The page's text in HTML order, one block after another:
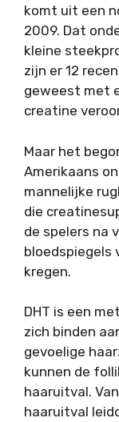
komt uit een
2009. Dat
kleine
zijn er 12
geweest met
creatine
Maar het
Amerikaans
mannelijke
die
de spelers na
bloedspiegels
kregen.
DHT is een
zich binden
gevoelige
kunnen de
haaruitval.
haaruitval